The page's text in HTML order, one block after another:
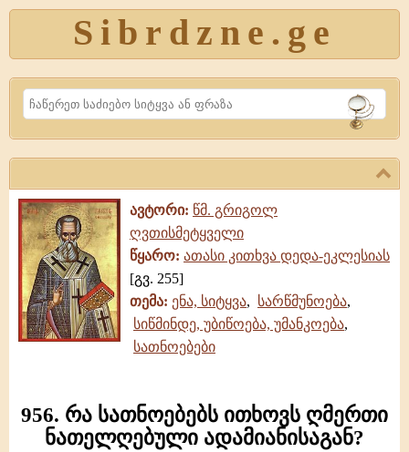
Sibrdzne.ge
Search
ავტორი: წმ. გრიგოლ
ღვთისმეტყველი
წყარო: ათასი კითხვა დედა-ეკლესიას
[გვ. 255]
თემა: ენა, სიტყვა, სარწმუნოება,
სიწმინდე, უბიწოება, უმანკოება,
სათნოებები
956. რა სათნოებებს ითხოვს ღმერთი
ნათელღებული ადამიანისაგან?